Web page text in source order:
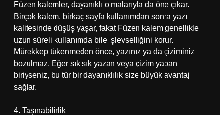
Füzen kalemler, dayanıklı olmalarıyla da öne çıkar.
Birçok kalem, birkaç sayfa kullanımdan sonra yazı
kalitesinde düşüş yaşar, fakat Füzen kalem genellikle
uzun süreli kullanımda bile işlevselliğini korur.
Mürekkep tükenmeden önce, yazınız ya da çiziminiz
bozulmaz. Eğer sık sık yazan veya çizim yapan
biriyseniz, bu tür bir dayanıklılık size büyük avantaj
sağlar.
4. Taşınabilirlik